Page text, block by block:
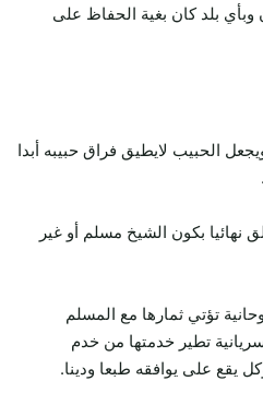
بلد كان بغية الحفاظ على
الحبيب لايطيق فراق حبيبه أبدا
نهائيا بكون الشيخ مسلم أو غير
تؤتي ثمارها مع المسلم
تطير خدمتها من خدم
يقع على يوافقه طبعا ودينا.